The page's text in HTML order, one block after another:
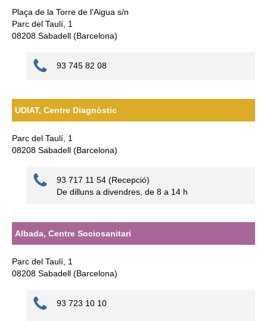
Plaça de la Torre de l'Aigua s/n
Parc del Taulí, 1
08208 Sabadell (Barcelona)
93 745 82 08
UDIAT, Centre Diagnòstic
Parc del Taulí, 1
08208 Sabadell (Barcelona)
93 717 11 54 (Recepció)
De dilluns a divendres, de 8 a 14 h
Albada, Centre Sociosanitari
Parc del Taulí, 1
08208 Sabadell (Barcelona)
93 723 10 10